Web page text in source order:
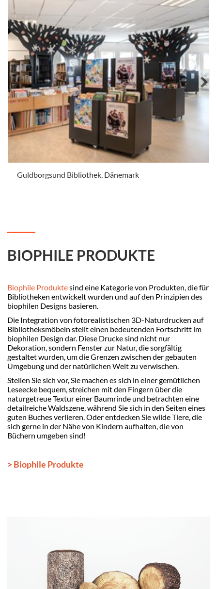
Guldborgsund Bibliothek, Dänemark
BIOPHILE PRODUKTE
Biophile Produktesind eine Kategorie von Produkten, die für
Bibliotheken entwickelt wurden und auf den Prinzipien des
biophilen Designs basieren.
Die Integration von fotorealistischen 3D-Naturdrucken auf
Bibliotheksmöbeln stellt einen bedeutenden Fortschritt im
biophilen Design dar. Diese Drucke sind nicht nur
Dekoration, sondern Fenster zur Natur, die sorgfältig
gestaltet wurden, um die Grenzen zwischen der gebauten
Umgebung und der natürlichen Welt zu verwischen.
Stellen Sie sich vor, Sie machen es sich in einer gemütlichen
Leseecke bequem, streichen mit den Fingern über die
naturgetreue Textur einer Baumrinde und betrachten eine
detailreiche Waldszene, während Sie sich in den Seiten eines
guten Buches verlieren. Oder entdecken Sie wilde Tiere, die
sich gerne in der Nähe von Kindern aufhalten, die von
Büchern umgeben sind!
> Biophile Produkte